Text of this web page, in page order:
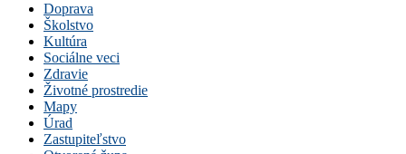
Doprava
Školstvo
Kultúra
Sociálne veci
Zdravie
Životné prostredie
Mapy
Úrad
Zastupiteľstvo